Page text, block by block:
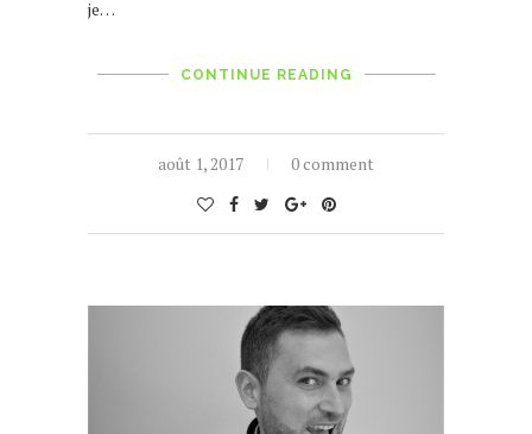
je…
CONTINUE READING
août 1, 2017 0 comment